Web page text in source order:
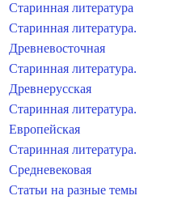
Старинная литература
Старинная литература.
Древневосточная
Старинная литература.
Древнерусская
Старинная литература.
Европейская
Старинная литература.
Средневековая
Статьи на разные темы